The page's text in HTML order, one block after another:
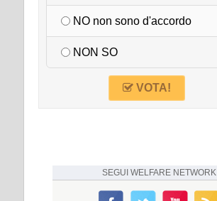
NO non sono d'accordo
NON SO
VOTA!
SEGUI WELFARE NETWORK